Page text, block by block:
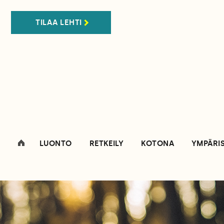
TILAA LEHTI
LUONTO RETKEILY KOTONA